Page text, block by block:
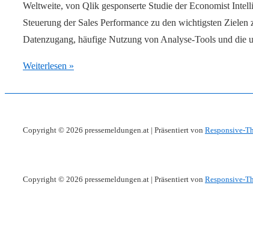
Weltweite, von Qlik gesponserte Studie der Economist
Steuerung der Sales Performance zu den wichtigsten
Datenzugang, häufige Nutzung von Analyse-Tools und die
Studie:
zu
den
Weiterlesen »
Copyright © 2026 pressemeldungen.at | Präsentiert von Responsive-
Copyright © 2026 pressemeldungen.at | Präsentiert von Responsive-